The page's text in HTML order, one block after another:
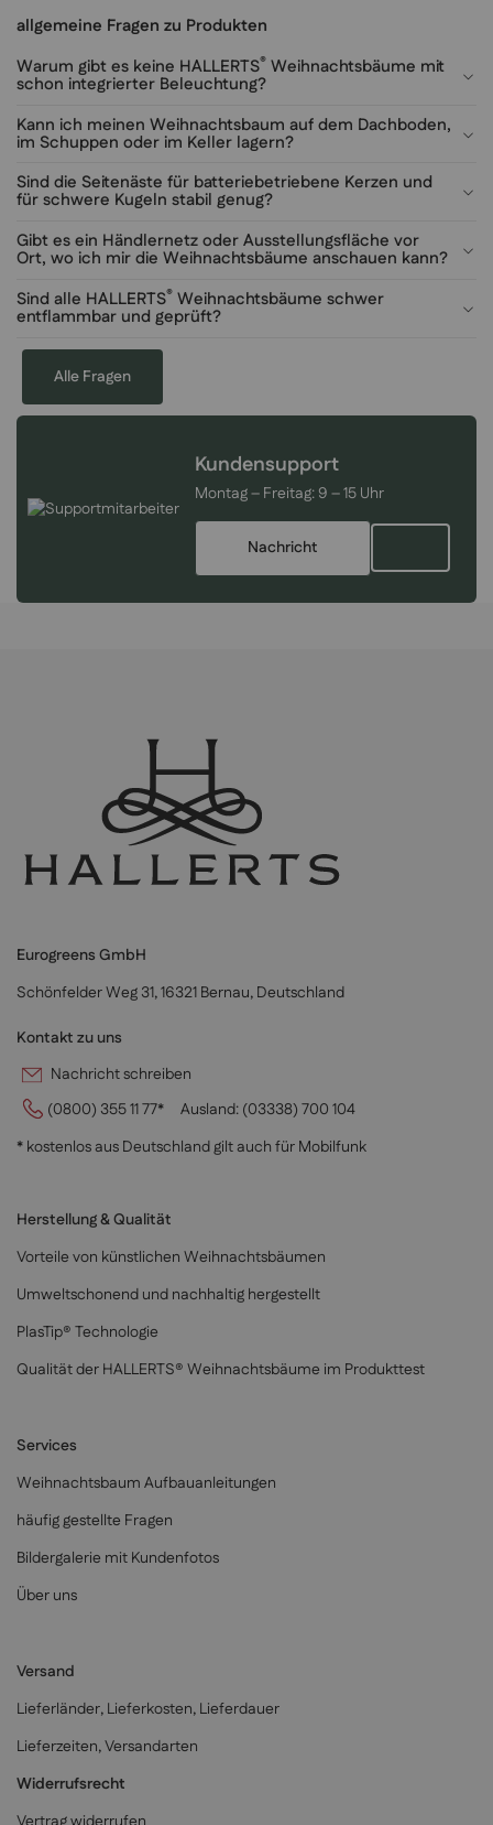
allgemeine Fragen zu Produkten
Warum gibt es keine HALLERTS® Weihnachtsbäume mit
schon integrierter Beleuchtung?
Kann ich meinen Weihnachtsbaum auf dem Dachboden,
im Schuppen oder im Keller lagern?
Sind die Seitenäste für batteriebetriebene Kerzen und
für schwere Kugeln stabil genug?
Gibt es ein Händlernetz oder Ausstellungsfläche vor
Ort, wo ich mir die Weihnachtsbäume anschauen kann?
Sind alle HALLERTS® Weihnachtsbäume schwer
entflammbar und geprüft?
Alle Fragen
Kundensupport
Montag – Freitag: 9 – 15 Uhr
Nachricht
Eurogreens GmbH
Schönfelder Weg 31, 16321 Bernau, Deutschland
Kontakt zu uns
Nachricht schreiben
(0800) 355 11 77*
Ausland: (03338) 700 104
* kostenlos aus Deutschland gilt auch für Mobilfunk
Herstellung & Qualität
Vorteile von künstlichen Weihnachtsbäumen
Umweltschonend und nachhaltig hergestellt
PlasTip® Technologie
Qualität der HALLERTS® Weihnachtsbäume im Produkttest
Services
Weihnachtsbaum Aufbauanleitungen
häufig gestellte Fragen
Bildergalerie mit Kundenfotos
Über uns
Versand
Lieferländer, Lieferkosten, Lieferdauer
Lieferzeiten, Versandarten
Widerrufsrecht